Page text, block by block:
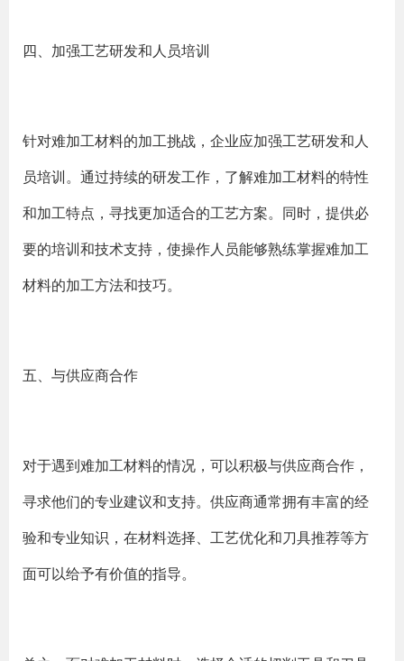
四、加强工艺研发和人员培训
针对难加工材料的加工挑战，企业应加强工艺研发和人
员培训。通过持续的研发工作，了解难加工材料的特性
和加工特点，寻找更加适合的工艺方案。同时，提供必
要的培训和技术支持，使操作人员能够熟练掌握难加工
材料的加工方法和技巧。
五、与供应商合作
对于遇到难加工材料的情况，可以积极与供应商合作，
寻求他们的专业建议和支持。供应商通常拥有丰富的经
验和专业知识，在材料选择、工艺优化和刀具推荐等方
面可以给予有价值的指导。